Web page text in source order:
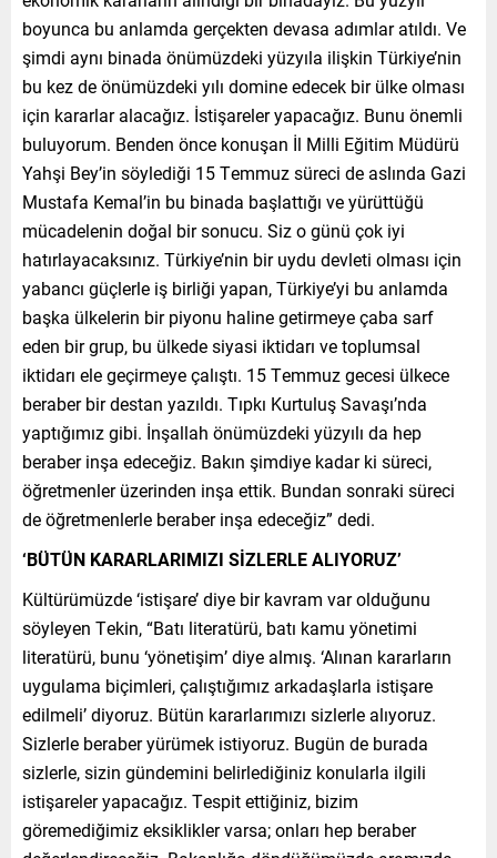
boyunca bu anlamda gerçekten devasa adımlar atıldı. Ve
şimdi aynı binada önümüzdeki yüzyıla ilişkin Türkiye’nin
bu kez de önümüzdeki yılı domine edecek bir ülke olması
için kararlar alacağız. İstişareler yapacağız. Bunu önemli
buluyorum. Benden önce konuşan İl Milli Eğitim Müdürü
Yahşi Bey’in söylediği 15 Temmuz süreci de aslında Gazi
Mustafa Kemal’in bu binada başlattığı ve yürüttüğü
mücadelenin doğal bir sonucu. Siz o günü çok iyi
hatırlayacaksınız. Türkiye’nin bir uydu devleti olması için
yabancı güçlerle iş birliği yapan, Türkiye’yi bu anlamda
başka ülkelerin bir piyonu haline getirmeye çaba sarf
eden bir grup, bu ülkede siyasi iktidarı ve toplumsal
iktidarı ele geçirmeye çalıştı. 15 Temmuz gecesi ülkece
beraber bir destan yazıldı. Tıpkı Kurtuluş Savaşı’nda
yaptığımız gibi. İnşallah önümüzdeki yüzyılı da hep
beraber inşa edeceğiz. Bakın şimdiye kadar ki süreci,
öğretmenler üzerinden inşa ettik. Bundan sonraki süreci
de öğretmenlerle beraber inşa edeceğiz” dedi.
‘BÜTÜN KARARLARIMIZI SİZLERLE ALIYORUZ’
Kültürümüzde ‘istişare’ diye bir kavram var olduğunu
söyleyen Tekin, “Batı literatürü, batı kamu yönetimi
literatürü, bunu ‘yönetişim’ diye almış. ‘Alınan kararların
uygulama biçimleri, çalıştığımız arkadaşlarla istişare
edilmeli’ diyoruz. Bütün kararlarımızı sizlerle alıyoruz.
Sizlerle beraber yürümek istiyoruz. Bugün de burada
sizlerle, sizin gündemini belirlediğiniz konularla ilgili
istişareler yapacağız. Tespit ettiğiniz, bizim
göremediğimiz eksiklikler varsa; onları hep beraber